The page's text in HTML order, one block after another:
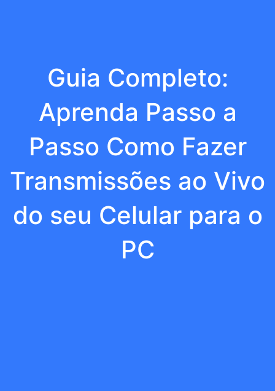
Guia Completo:
Aprenda Passo a
Passo Como Fazer
Transmissões ao Vivo
do seu Celular para o
PC